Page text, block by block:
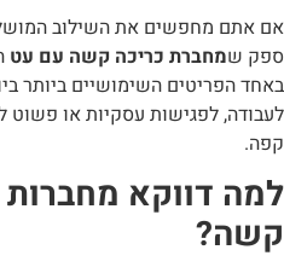
אם אתם מחפשים את השילוב
ספק שמחברת כריכה קשה עם עט
באחד הפריטים השימושיים ביותר
לעבודה, לפגישות עסקיות או פשוט
קפה.
למה דווקא מחברות
קשה?